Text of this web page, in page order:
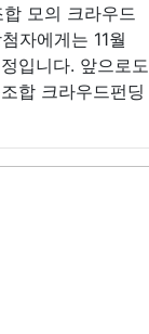
모의 크라우드
자에게는 11월
입니다. 앞으로도
합 크라우드펀딩